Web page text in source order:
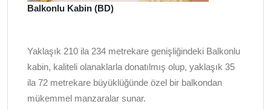
Balkonlu Kabin (BD)
Yaklaşık 210 ila 234 metrekare genişliğindeki Balkonlu
kabin, kaliteli olanaklarla donatılmış olup, yaklaşık 35
ila 72 metrekare büyüklüğünde özel bir balkondan
mükemmel manzaralar sunar.